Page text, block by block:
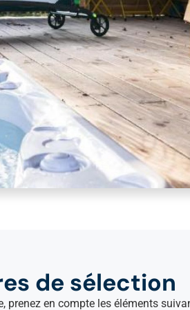
de sélection
prenez en compte les éléments